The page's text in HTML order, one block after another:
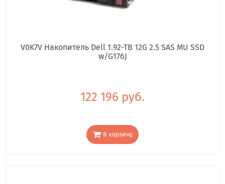
V0K7V Накопитель Dell 1.92-TB 12G 2.5 SAS MU SSD
w/G176J
122 196 руб.
В корзину